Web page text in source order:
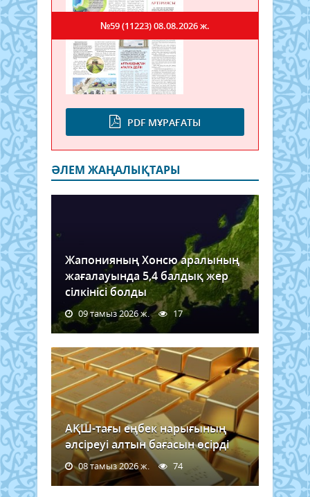
PDF МҰРАҒАТЫ
№59 (11223)08.08.2026 ж.
ӘЛЕМ ЖАҢАЛЫҚТАРЫ
Жапонияның Хонсю аралының
жағалауында 5,4 балдық жер
сілкінісі болды
09 тамыз 2026 ж. 17
АҚШ-тағы еңбек нарығының
әлсіреуі алтын бағасын өсірді
08 тамыз 2026 ж. 74